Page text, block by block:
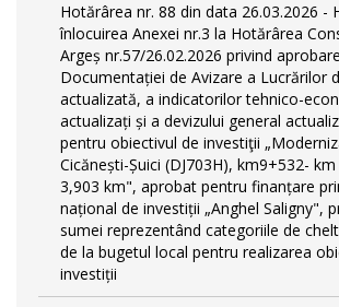
Hotărârea nr. 88 din data 26.03.2026 -
înlocuirea Anexei nr.3 la Hotărârea
Argeș nr.57/26.02.2026 privind
Documentației de Avizare a Lucrărilor
actualizată, a indicatorilor tehnico-
actualizați și a devizului general
pentru obiectivul de investiţii
Cicănești-Șuici (DJ703H), km9+532-
3,903 km", aprobat pentru finanțare
național de investiții „Anghel Saligny",
sumei reprezentând categoriile de
de la bugetul local pentru realizarea
investiții